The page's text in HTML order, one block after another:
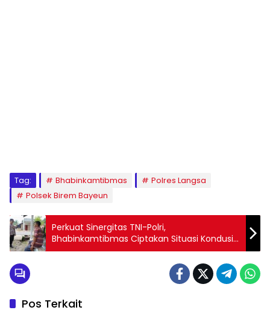
Tag: Bhabinkamtibmas
Polres Langsa
Polsek Birem Bayeun
Perkuat Sinergitas TNI-Polri,
Bhabinkamtibmas Ciptakan Situasi Kondusif
Menjelang Pilkada 2024
Pos Terkait